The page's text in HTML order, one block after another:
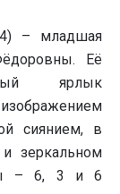
– младшая
Её
ярлык
сиянием, в
зеркальном
– 6, 3 и 6